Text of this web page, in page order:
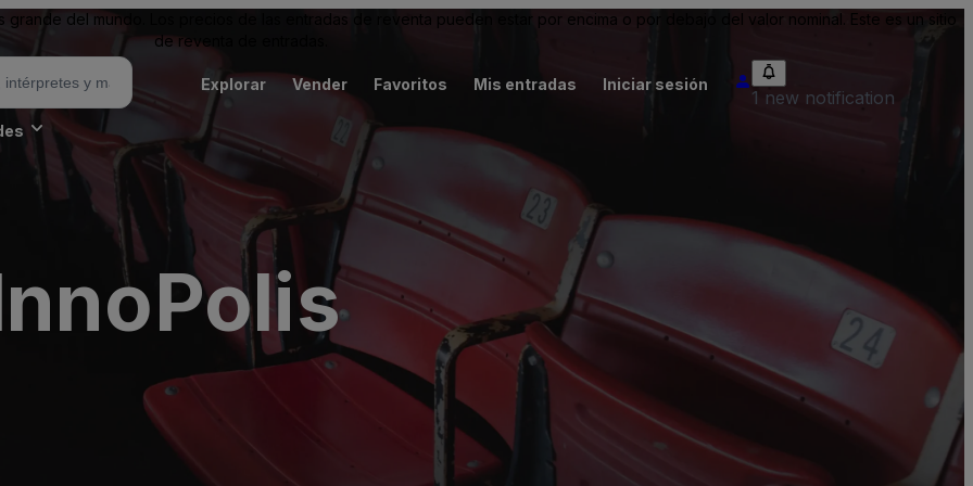
del mundo. Los precios de las entradas de reventa pueden estar por encima o por debajo del valor nominal. Este es un sitio
de reventa de entradas.
Explorar Vender Favoritos Mis entradas Iniciar sesión
1 new notification